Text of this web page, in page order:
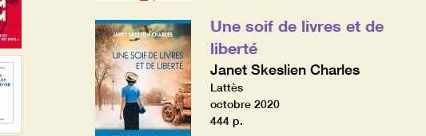
Une soif de livres et de
liberté
Janet Skeslien Charles
Lattès
octobre 2020
444 p.